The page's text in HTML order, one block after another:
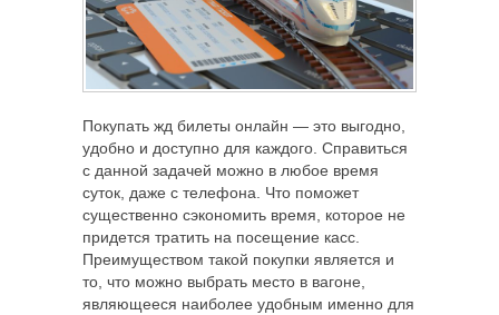
Покупать жд билеты онлайн — это выгодно,
удобно и доступно для каждого. Справиться
с данной задачей можно в любое время
суток, даже с телефона. Что поможет
существенно сэкономить время, которое не
придется тратить на посещение касс.
Преимуществом такой покупки является и
то, что можно выбрать место в вагоне,
являющееся наиболее удобным именно для